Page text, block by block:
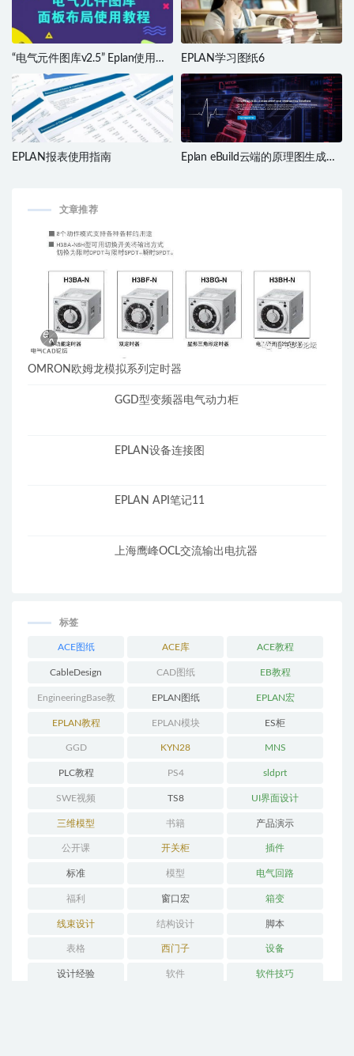
“电气元件图库v2.5” Eplan使用教
程
EPLAN学习图纸6
EPLAN报表使用指南
Eplan eBuild云端的原理图生成工
文章推荐
OMRON欧姆龙模拟系列定时器
GGD型变频器电气动力柜
EPLAN设备连接图
EPLAN API笔记11
上海鹰峰OCL交流输出电抗器
标签
ACE图纸 ACE库 ACE教程
CableDesign CAD图纸 EB教程
EngineeringBase教
程
EPLAN图纸 EPLAN宏
EPLAN教程 EPLAN模块 ES柜
GGD KYN28 MNS
PLC教程 PS4 sldprt
SWE视频 TS8 UI界面设计
三维模型 书籍 产品演示
公开课 开关柜 插件
标准 模型 电气回路
福利 窗口宏 箱变
线束设计 结构设计 脚本
表格 西门子 设备
设计经验 软件 软件技巧